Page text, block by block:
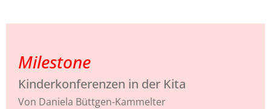
Milestone
Kinderkonferenzen in der Kita
Von Daniela Büttgen-Kammelter